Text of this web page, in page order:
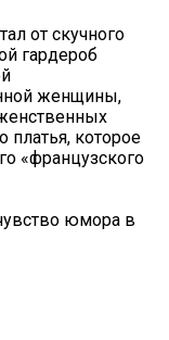
от скучного
гардероб
женщины,
платья, которое
«французского
юмора в